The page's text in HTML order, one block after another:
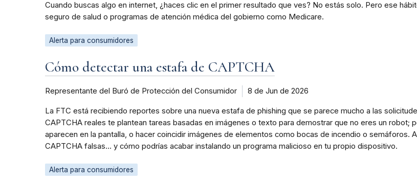
Cuando buscas algo en internet, ¿haces clic en el primer resultado que ves? No estás solo. Pero ese
seguro de salud o programas de atención médica del gobierno como Medicare.
Alerta para consumidores
Cómo detectar una estafa de CAPTCHA
Representante del Buró de Protección del Consumidor 8 de Jun de 2026
La FTC está recibiendo reportes sobre una nueva estafa de phishing que se parece mucho a las
CAPTCHA reales te plantean tareas basadas en imágenes o texto para demostrar que no eres un robot;
aparecen en la pantalla, o hacer coincidir imágenes de elementos como bocas de incendio o
CAPTCHA falsas... y cómo podrías acabar instalando un programa malicioso en tu propio dispositivo.
Alerta para consumidores